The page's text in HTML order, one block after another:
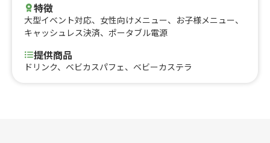
特徴
大型イベント対応、 女性向けメニュー、 お子様メニュー、
キャッシュレス決済、 ポータブル電源
提供商品
ドリンク、ベビカスパフェ、ベビーカステラ